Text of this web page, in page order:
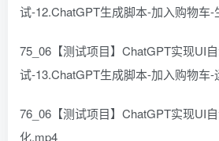
试-12.ChatGPT生成脚本-加入购物车
75_06【测试项目】ChatGPT实现UI
试-13.ChatGPT生成脚本-加入购物车
76_06【测试项目】ChatGPT实现UI
化.mp4